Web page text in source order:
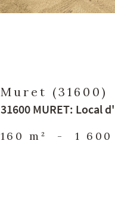
Muret (31600)
31600 MURET: Local
160 m² - 1